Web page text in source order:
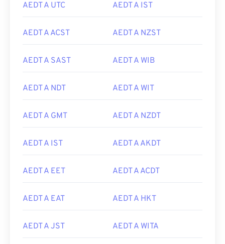
AEDT A UTC AEDT A IST
AEDT A ACST AEDT A NZST
AEDT A SAST AEDT A WIB
AEDT A NDT AEDT A WIT
AEDT A GMT AEDT A NZDT
AEDT A IST AEDT A AKDT
AEDT A EET AEDT A ACDT
AEDT A EAT AEDT A HKT
AEDT A JST AEDT A WITA